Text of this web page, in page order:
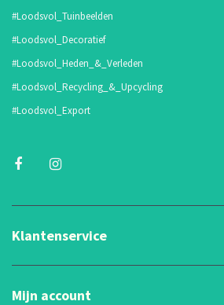
#Loodsvol_Tuinbeelden
#Loodsvol_Decoratief
#Loodsvol_Heden_&_Verleden
#Loodsvol_Recycling_&_Upcycling
#Loodsvol_Export
Klantenservice
Mijn account